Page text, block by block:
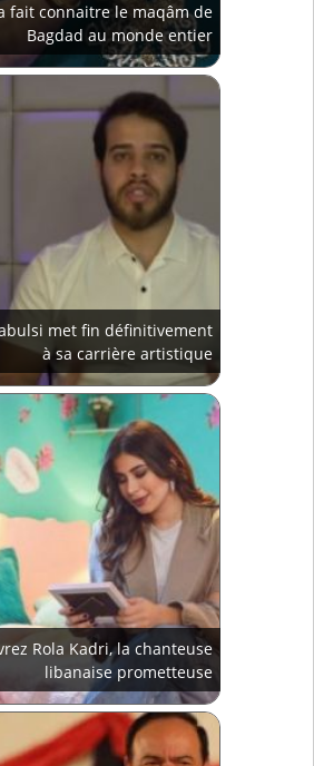
fait connaitre le maqâm de
Bagdad au monde entier
met fin définitivement
à sa carrière artistique
Rola Kadri, la chanteuse
libanaise prometteuse